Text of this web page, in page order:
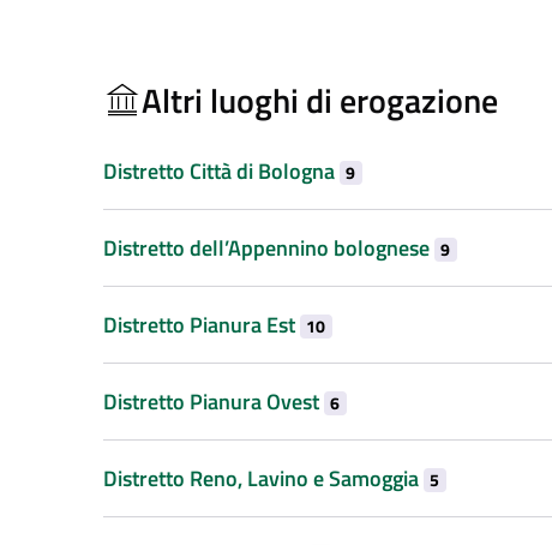
Altri luoghi di erogazione
Distretto Città di Bologna 9
Distretto dell’Appennino bolognese 9
Distretto Pianura Est 10
Distretto Pianura Ovest 6
Distretto Reno, Lavino e Samoggia 5